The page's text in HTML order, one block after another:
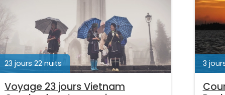
23 jours 22 nuits
Voyage 23 jours Vietnam
3